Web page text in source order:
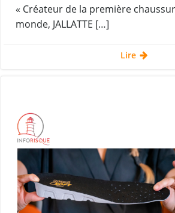
« Créateur de la première
monde, JALLATTE […]
Lire